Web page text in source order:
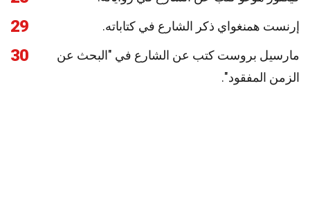
29 إرنست همنغواي ذكر الشارع في كتاباته.
30
مارسيل بروست كتب عن الشارع في "البحث عن
الزمن المفقود".